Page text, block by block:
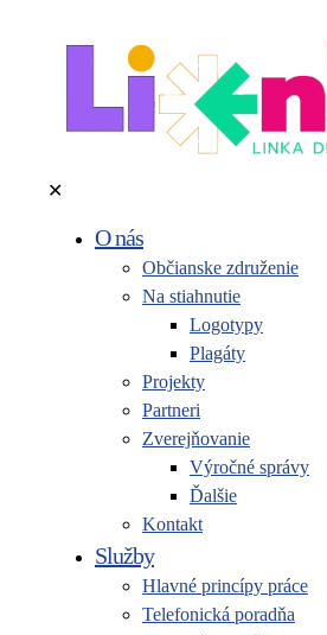
✕
O nás
Občianske združenie
Na stiahnutie
Logotypy
Plagáty
Projekty
Partneri
Zverejňovanie
Výročné správy
Ďalšie
Kontakt
Služby
Hlavné princípy práce
Telefonická poradňa